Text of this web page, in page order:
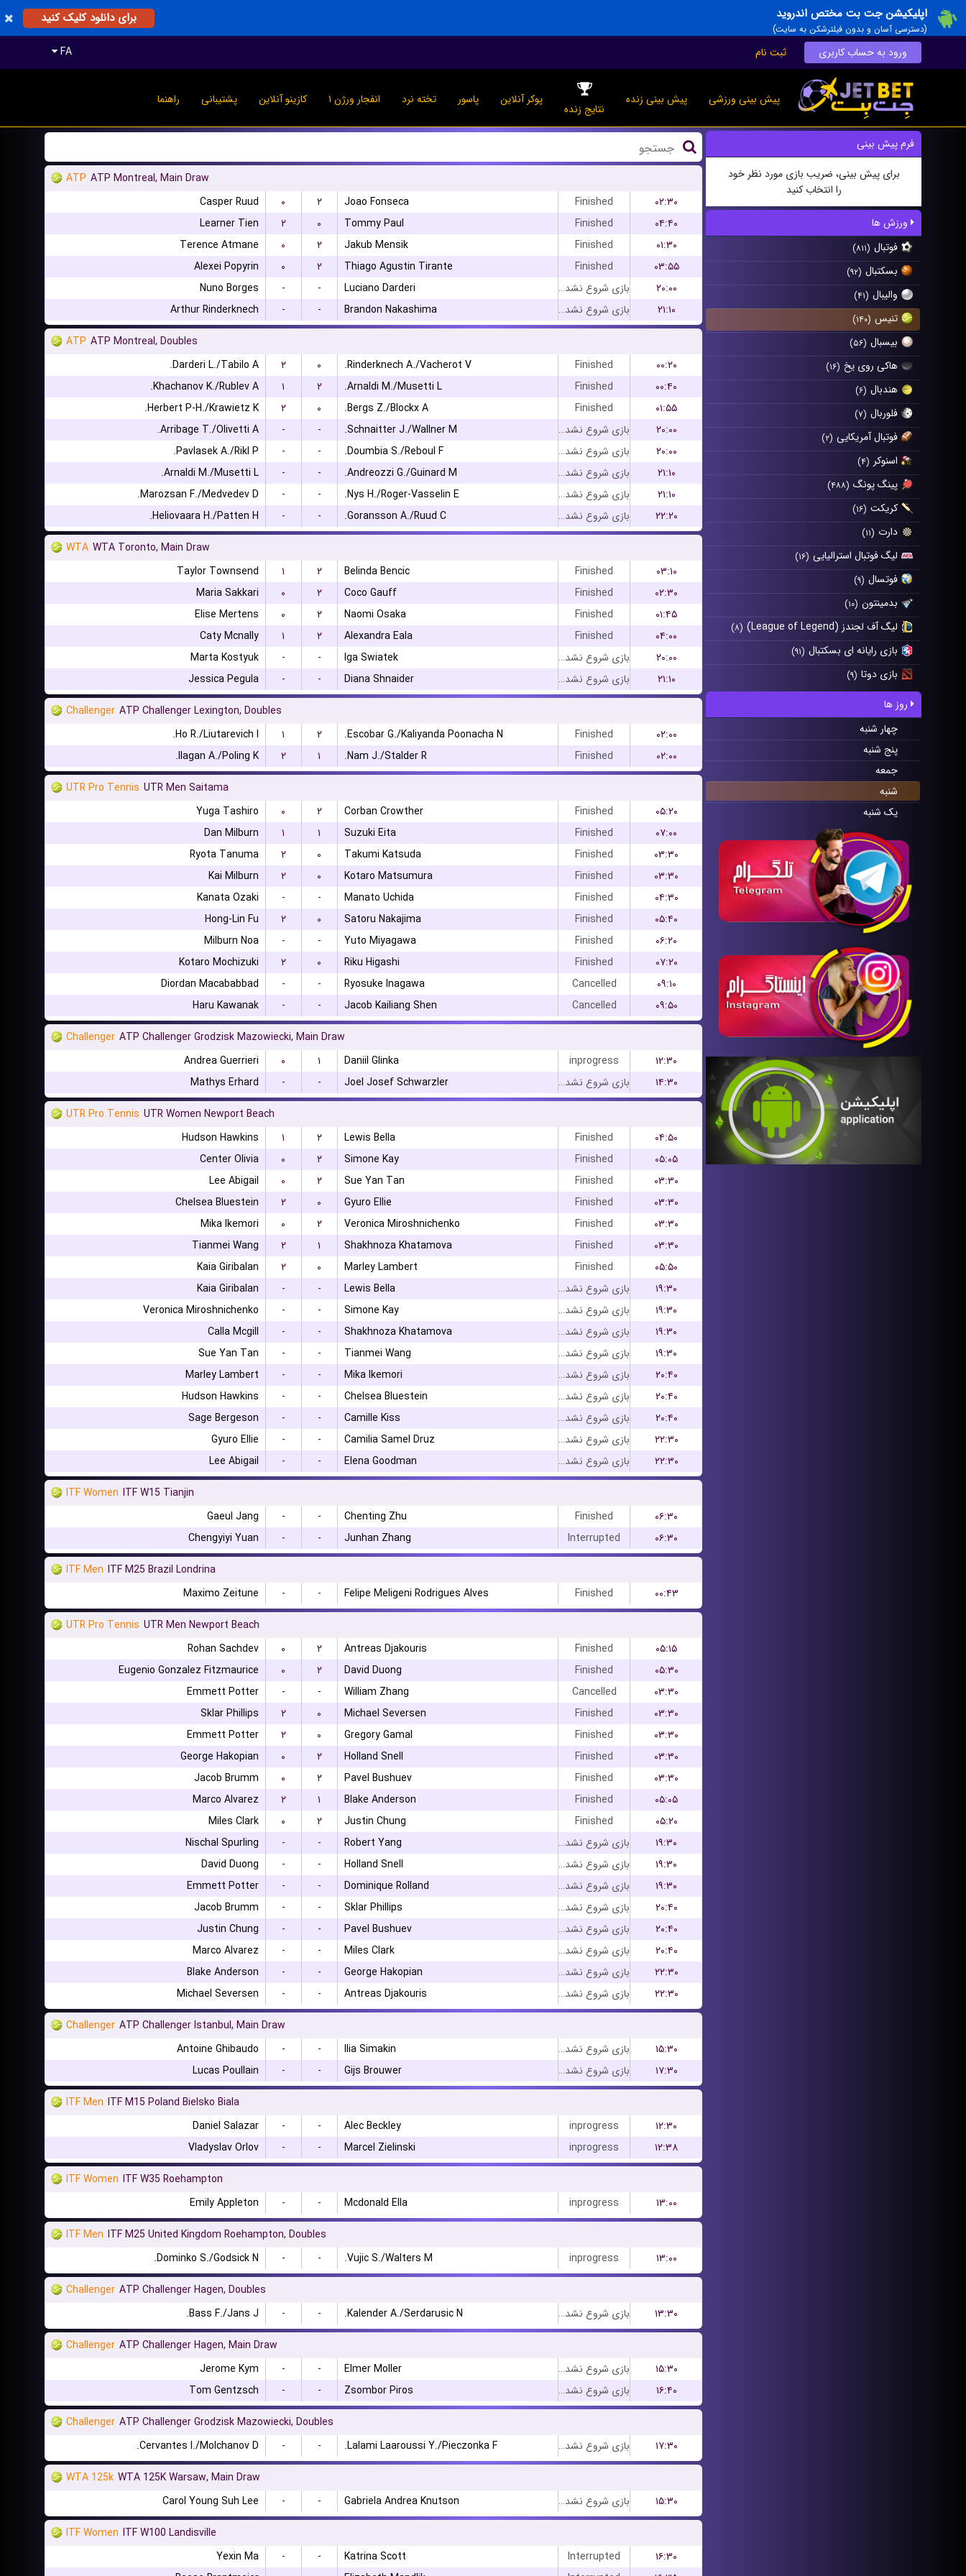
اپلیکیشن جت بت مختص اندروید
(دسترسی آسان و بدون فیلترشکن به سایت)
برای دانلود کلیک کنید
FA ورود به حساب کاربری ثبت نام
پیش بینی ورزشی پیش بینی زنده
نتایج زنده
پوکر آنلاین پاسور تخته نرد انفجار ورژن ۱ کازینو آنلاین پشتیبانی راهنما
فرم پیش بینی
برای پیش بینی، ضریب بازی مورد نظر خود
را انتخاب کنید
ورزش ها
فوتبال (۸۱۱)
بسکتبال (۹۲)
والیبال (۴۱)
تنیس (۱۴۰)
بیسبال (۵۶)
هاکی روی یخ (۱۶)
هندبال (۶)
فلوربال (۷)
فوتبال آمریکایی (۲)
اسنوکر (۴)
پینگ پونگ (۴۸۸)
کریکت (۱۶)
دارت (۱۱)
لیگ فوتبال استرالیایی (۱۶)
فوتسال (۹)
بدمینتون (۱۰)
لیگ آف لجندز (League of Legend) (۸)
بازی رایانه ای بسکتبال (۹۱)
بازی دوتا (۹)
روز ها
چهار شنبه
پنج شنبه
جمعه
شنبه
یک شنبه
ATP ATP Montreal, Main Draw
Casper Ruud
۰ ۲ Joao Fonseca Finished
۰۲:۳۰
Learner Tien
۲ ۰ Tommy Paul Finished
۰۴:۴۰
Terence Atmane
۰ ۲ Jakub Mensik Finished
۰۱:۳۰
Alexei Popyrin
۰ ۲ Thiago Agustin Tirante Finished
۰۳:۵۵
Nuno Borges
- - Luciano Darderi بازی شروع نشده است
۲۰:۰۰
Arthur Rinderknech
- - Brandon Nakashima بازی شروع نشده است
۲۱:۱۰
ATP ATP Montreal, Doubles
Darderi L./Tabilo A.
۲ ۰ Rinderknech A./Vacherot V. Finished
۰۰:۲۰
Khachanov K./Rublev A.
۱ ۲ Arnaldi M./Musetti L. Finished
۰۰:۴۰
Herbert P-H./Krawietz K.
۲ ۰ Bergs Z./Blockx A. Finished
۰۱:۵۵
Arribage T./Olivetti A.
- - Schnaitter J./Wallner M. بازی شروع نشده است
۲۰:۰۰
Pavlasek A./Rikl P.
- - Doumbia S./Reboul F. بازی شروع نشده است
۲۰:۰۰
Arnaldi M./Musetti L.
- - Andreozzi G./Guinard M. بازی شروع نشده است
۲۱:۱۰
Marozsan F./Medvedev D.
- - Nys H./Roger-Vasselin E. بازی شروع نشده است
۲۱:۱۰
Heliovaara H./Patten H.
- - Goransson A./Ruud C. بازی شروع نشده است
۲۲:۲۰
WTA WTA Toronto, Main Draw
Taylor Townsend
۱ ۲ Belinda Bencic Finished
۰۳:۱۰
Maria Sakkari
۰ ۲ Coco Gauff Finished
۰۲:۳۰
Elise Mertens
۰ ۲ Naomi Osaka Finished
۰۱:۴۵
Caty Mcnally
۱ ۲ Alexandra Eala Finished
۰۴:۰۰
Marta Kostyuk
- - Iga Swiatek بازی شروع نشده است
۲۰:۰۰
Jessica Pegula
- - Diana Shnaider بازی شروع نشده است
۲۱:۱۰
Challenger ATP Challenger Lexington, Doubles
Ho R./Liutarevich I.
۱ ۲ Escobar G./Kaliyanda Poonacha N. Finished
۰۲:۰۰
Ilagan A./Poling K.
۲ ۱ Nam J./Stalder R. Finished
۰۲:۰۰
UTR Pro Tennis UTR Men Saitama
Yuga Tashiro
۰ ۲ Corban Crowther Finished
۰۵:۲۰
Dan Milburn
۱ ۱ Suzuki Eita Finished
۰۷:۰۰
Ryota Tanuma
۲ ۰ Takumi Katsuda Finished
۰۳:۳۰
Kai Milburn
۲ ۰ Kotaro Matsumura Finished
۰۳:۳۰
Kanata Ozaki
- - Manato Uchida Finished
۰۴:۳۰
Hong-Lin Fu
۲ ۰ Satoru Nakajima Finished
۰۵:۴۰
Milburn Noa
- - Yuto Miyagawa Finished
۰۶:۲۰
Kotaro Mochizuki
۲ ۰ Riku Higashi Finished
۰۷:۲۰
Diordan Macababbad
- - Ryosuke Inagawa Cancelled
۰۹:۱۰
Haru Kawanak
- - Jacob Kailiang Shen Cancelled
۰۹:۵۰
Challenger ATP Challenger Grodzisk Mazowiecki, Main Draw
Andrea Guerrieri
۰ ۱ Daniil Glinka inprogress
۱۲:۳۰
Mathys Erhard
- - Joel Josef Schwarzler بازی شروع نشده است
۱۴:۳۰
UTR Pro Tennis UTR Women Newport Beach
Hudson Hawkins
۱ ۲ Lewis Bella Finished
۰۴:۵۰
Center Olivia
۰ ۲ Simone Kay Finished
۰۵:۰۵
Lee Abigail
۰ ۲ Sue Yan Tan Finished
۰۳:۳۰
Chelsea Bluestein
۲ ۰ Gyuro Ellie Finished
۰۳:۳۰
Mika Ikemori
۰ ۲ Veronica Miroshnichenko Finished
۰۳:۳۰
Tianmei Wang
۲ ۱ Shakhnoza Khatamova Finished
۰۳:۳۰
Kaia Giribalan
۲ ۰ Marley Lambert Finished
۰۵:۵۰
Kaia Giribalan
- - Lewis Bella بازی شروع نشده است
۱۹:۳۰
Veronica Miroshnichenko
- - Simone Kay بازی شروع نشده است
۱۹:۳۰
Calla Mcgill
- - Shakhnoza Khatamova بازی شروع نشده است
۱۹:۳۰
Sue Yan Tan
- - Tianmei Wang بازی شروع نشده است
۱۹:۳۰
Marley Lambert
- - Mika Ikemori بازی شروع نشده است
۲۰:۴۰
Hudson Hawkins
- - Chelsea Bluestein بازی شروع نشده است
۲۰:۴۰
Sage Bergeson
- - Camille Kiss بازی شروع نشده است
۲۰:۴۰
Gyuro Ellie
- - Camilia Samel Druz بازی شروع نشده است
۲۲:۳۰
Lee Abigail
- - Elena Goodman بازی شروع نشده است
۲۲:۳۰
ITF Women ITF W15 Tianjin
Gaeul Jang
- - Chenting Zhu Finished
۰۶:۳۰
Chengyiyi Yuan
- - Junhan Zhang Interrupted
۰۶:۳۰
ITF Men ITF M25 Brazil Londrina
Maximo Zeitune
- - Felipe Meligeni Rodrigues Alves Finished
۰۰:۴۳
UTR Pro Tennis UTR Men Newport Beach
Rohan Sachdev
۰ ۲ Antreas Djakouris Finished
۰۵:۱۵
Eugenio Gonzalez Fitzmaurice
۰ ۲ David Duong Finished
۰۵:۳۰
Emmett Potter
- - William Zhang Cancelled
۰۳:۳۰
Sklar Phillips
۲ ۰ Michael Seversen Finished
۰۳:۳۰
Emmett Potter
۲ ۰ Gregory Gamal Finished
۰۳:۳۰
George Hakopian
۰ ۲ Holland Snell Finished
۰۳:۳۰
Jacob Brumm
۰ ۲ Pavel Bushuev Finished
۰۳:۳۰
Marco Alvarez
۲ ۱ Blake Anderson Finished
۰۵:۰۵
Miles Clark
۰ ۲ Justin Chung Finished
۰۵:۲۰
Nischal Spurling
- - Robert Yang بازی شروع نشده است
۱۹:۳۰
David Duong
- - Holland Snell بازی شروع نشده است
۱۹:۳۰
Emmett Potter
- - Dominique Rolland بازی شروع نشده است
۱۹:۳۰
Jacob Brumm
- - Sklar Phillips بازی شروع نشده است
۲۰:۴۰
Justin Chung
- - Pavel Bushuev بازی شروع نشده است
۲۰:۴۰
Marco Alvarez
- - Miles Clark بازی شروع نشده است
۲۰:۴۰
Blake Anderson
- - George Hakopian بازی شروع نشده است
۲۲:۳۰
Michael Seversen
- - Antreas Djakouris بازی شروع نشده است
۲۲:۳۰
Challenger ATP Challenger Istanbul, Main Draw
Antoine Ghibaudo
- - Ilia Simakin بازی شروع نشده است
۱۵:۳۰
Lucas Poullain
- - Gijs Brouwer بازی شروع نشده است
۱۷:۳۰
ITF Men ITF M15 Poland Bielsko Biala
Daniel Salazar
- - Alec Beckley inprogress
۱۲:۳۰
Vladyslav Orlov
- - Marcel Zielinski inprogress
۱۲:۳۸
ITF Women ITF W35 Roehampton
Emily Appleton
- - Mcdonald Ella inprogress
۱۳:۰۰
ITF Men ITF M25 United Kingdom Roehampton, Doubles
Dominko S./Godsick N.
- - Vujic S./Walters M. inprogress
۱۳:۰۰
Challenger ATP Challenger Hagen, Doubles
Bass F./Jans J.
- - Kalender A./Serdarusic N. بازی شروع نشده است
۱۳:۳۰
Challenger ATP Challenger Hagen, Main Draw
Jerome Kym
- - Elmer Moller بازی شروع نشده است
۱۵:۳۰
Tom Gentzsch
- - Zsombor Piros بازی شروع نشده است
۱۶:۴۰
Challenger ATP Challenger Grodzisk Mazowiecki, Doubles
Cervantes I./Molchanov D.
- - Lalami Laaroussi Y./Pieczonka F. بازی شروع نشده است
۱۷:۳۰
WTA 125k WTA 125K Warsaw, Main Draw
Carol Young Suh Lee
- - Gabriela Andrea Knutson بازی شروع نشده است
۱۵:۳۰
ITF Women ITF W100 Landisville
Yexin Ma
- - Katrina Scott Interrupted
۱۶:۳۰